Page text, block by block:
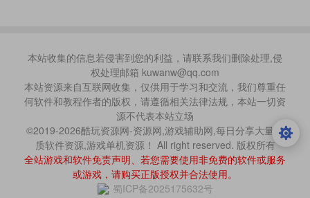
本站收集的信息若侵害到您的利益，请联系我们删除处理,侵
权处理邮箱 kuwanw@qq.com
本站资源来自互联网收集，仅供用于学习和交流，我们尊重任
何软件和教程作者的版权，请遵循相关法律法规，本站一切资
源不代表本站立场
©2019-2026酷玩资源网-资源网,游戏辅助网,每日分享大量优
质软件资源,游戏单机资源！ All right reserved. 版权所有
全站游戏和软件免责声明、若您需要使用非免费的软件或服务
或游戏，请购买正版授权并合法使用。
蜀ICP备2025175632号